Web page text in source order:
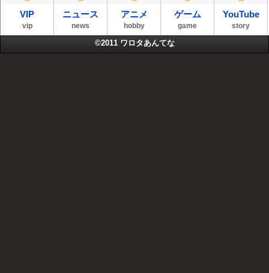
VIP
vip
ニュース
news
アニメ
hobby
ゲーム
game
YouTube
story
©2011 ワロタあんてな